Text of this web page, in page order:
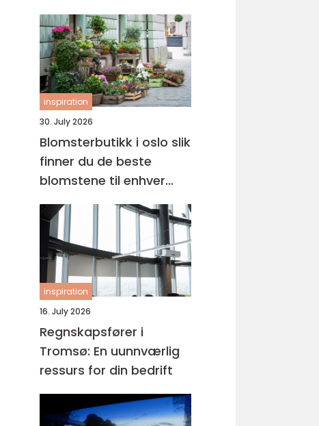
inspiration
30. July 2026
Blomsterbutikk i oslo slik
finner du de beste
blomstene til enhver
anledning
inspiration
16. July 2026
Regnskapsfører i
Tromsø: En uunnværlig
ressurs for din bedrift